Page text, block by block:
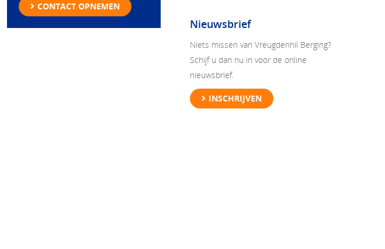
CONTACT OPNEMEN
Nieuwsbrief
Niets missen van Vreugdenhil Berging?
Schijf u dan nu in voor de online
nieuwsbrief.
INSCHRIJVEN